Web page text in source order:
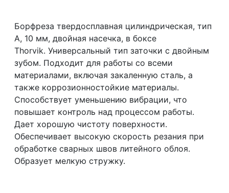
Борфреза твердосплавная цилиндрическая, тип
А, 10 мм, двойная насечка, в боксе
Thorvik. Универсальный тип заточки с двойным
зубом. Подходит для работы со всеми
материалами, включая закаленную сталь, а
также коррозионностойкие материалы.
Способствует уменьшению вибрации, что
повышает контроль над процессом работы.
Дает хорошую чистоту поверхности.
Обеспечивает высокую скорость резания при
обработке сварных швов литейного облоя.
Образует мелкую стружку.